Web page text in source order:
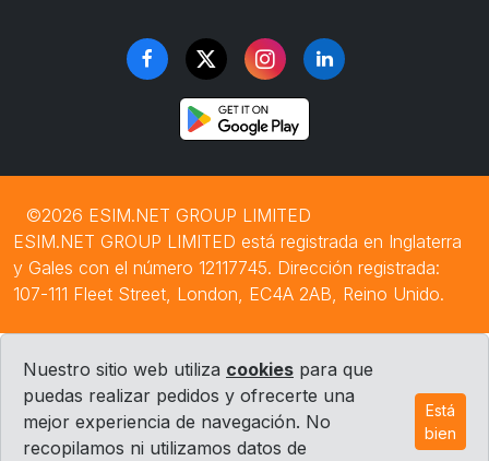
©2026 ESIM.NET GROUP LIMITED
ESIM.NET GROUP LIMITED está registrada en Inglaterra
y Gales con el número 12117745. Dirección registrada:
107-111 Fleet Street, London, EC4A 2AB, Reino Unido.
Nuestro sitio web utiliza cookies para que
puedas realizar pedidos y ofrecerte una
mejor experiencia de navegación. No
recopilamos ni utilizamos datos de
Está
bien